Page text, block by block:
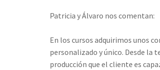
Patricia y Álvaro nos comentan:
En los cursos adquirimos unos
personalizado y único. Desde la
producción que el cliente es